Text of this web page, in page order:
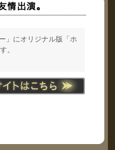
」にオリジナル版「ホ
。